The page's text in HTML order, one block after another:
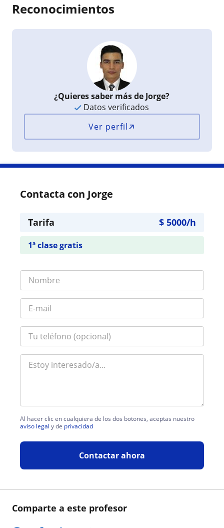
Comparte a este profesor
Reconocimientos
¿Quieres saber más de Jorge?
Datos verificados
Ver perfil
Contacta con Jorge
Tarifa $ 5000/h
1ª clase gratis
Al hacer clic en cualquiera de los dos botones, aceptas nuestro
aviso legal y de privacidad
Contactar ahora